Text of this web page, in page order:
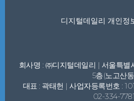
디지털데일리 개인정
회사명 : ㈜디지털데일리 | 서울특별
5층(노고산
대표 : 곽태헌 | 사업자등록번호 :
02-334-7781